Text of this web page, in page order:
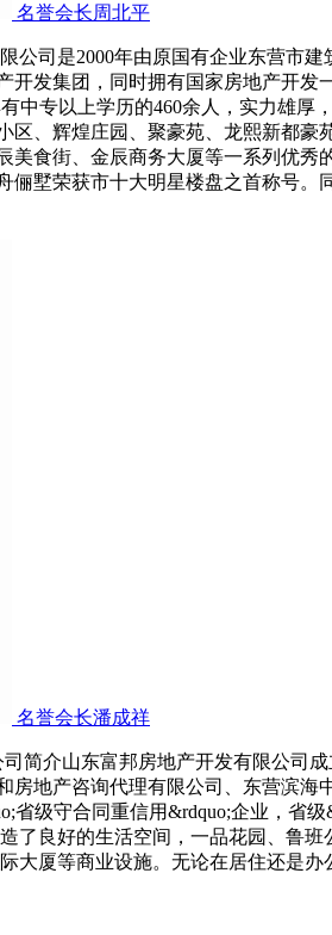
名誉会长周北平
司是2000年由原国有企业东营市
发集团，同时拥有国家房地产开
中专以上学历的460余人，实力雄
、辉煌庄园、聚豪苑、龙熙新都豪
食街、金辰商务大厦等一系列优
墅荣获市十大明星楼盘之首称号
名誉会长潘成祥
简介山东富邦房地产开发有限公司
地产咨询代理有限公司、东营滨海
级守合同重信用&rdquo;企业，省
了良好的生活空间，一品花园、鲁
厦等商业设施。无论在居住还是